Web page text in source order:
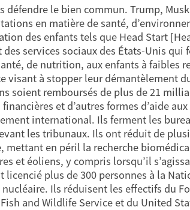
défendre le bien commun. Trump,
en matière de santé,
des enfants tels que Head Start
des services sociaux des États-Unis
de nutrition, aux enfants à faibles
visant à stopper leur démantèlement
soient remboursés de plus de 21
et d’autres formes d’aide
international. Ils ferment les
les tribunaux. Ils ont réduit de
mettant en péril la recherche
et éoliens, y compris lorsqu’il
licencié plus de 300 personnes à la
Ils réduisent les effectifs du
and Wildlife Service et du United